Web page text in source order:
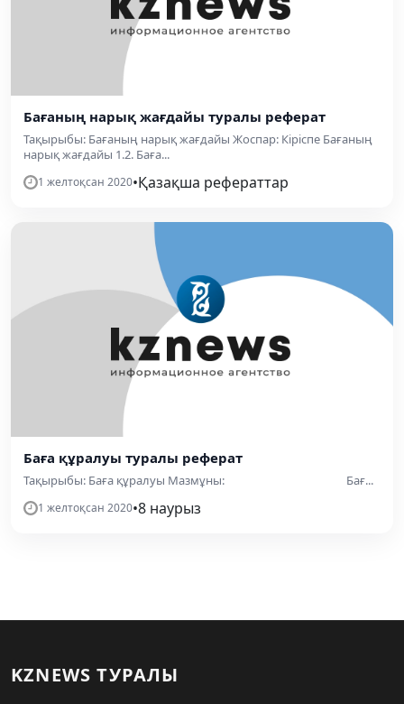
Бағаның нарық жағдайы туралы реферат
Тақырыбы: Бағаның нарық жағдайы Жоспар: Кіріспе Бағаның
нарық жағдайы 1.2. Баға...
1 желтоқсан 2020•Қазақша рефераттар
Баға құралуы туралы реферат
Тақырыбы: Баға құралуы Мазмұны: Бағ...
1 желтоқсан 2020•8 наурыз
KZNEWS ТУРАЛЫ